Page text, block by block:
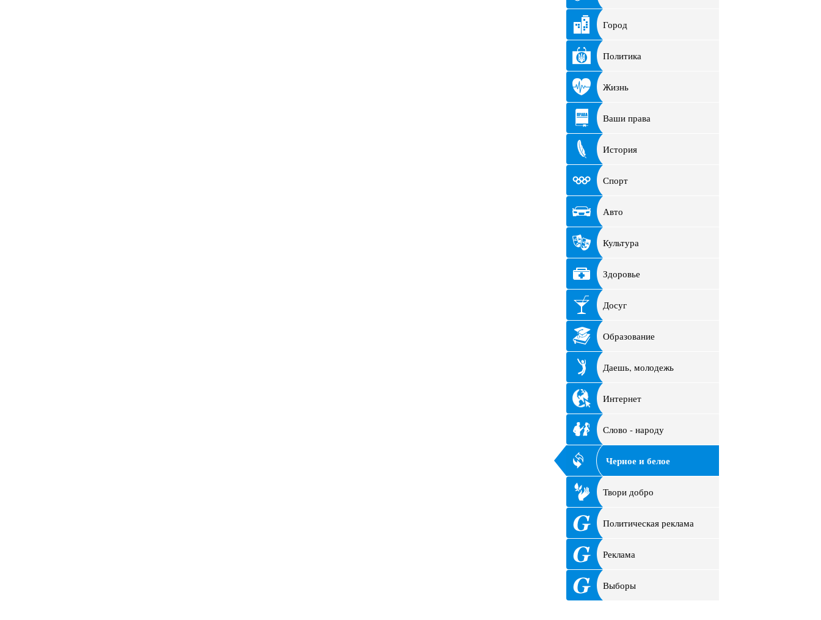
Город
Политика
Жизнь
Ваши права
История
Спорт
Авто
Культура
Здоровье
Досуг
Образование
Даешь, молодежь
Интернет
Слово - народу
Черное и белое
Твори добро
Политическая реклама
Реклама
Выборы